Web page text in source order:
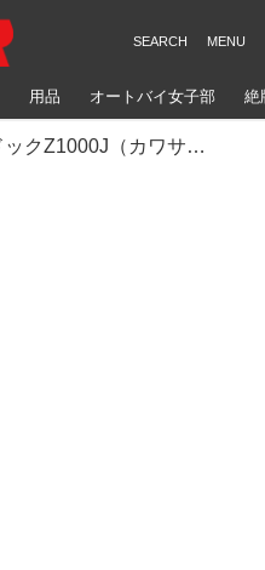
用品 オートバイ女子部 絶
ブルドックZ1000J（カワサキZ1000J）GT-Mの現行標準仕様にオーナーの好みをプラス【Heritage&Legends】